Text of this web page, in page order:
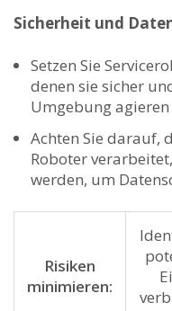
Sicherheit und
Setzen Sie
‌denen sie sicher
Umgebung agieren
Achten Sie darauf,⁢
Roboter‍
werden, um
Risiken
minimieren: